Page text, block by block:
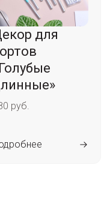
для
руб.